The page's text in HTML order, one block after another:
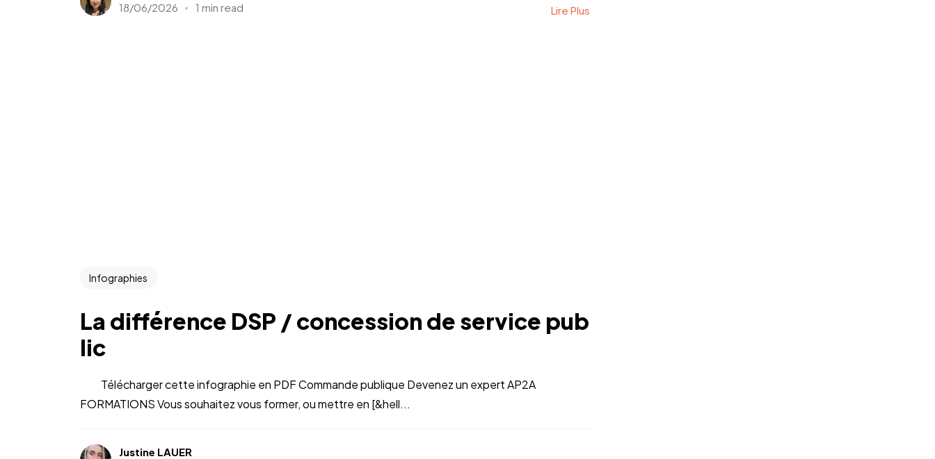
18/06/2026
1 min read Lire Plus
Infographies
La différence DSP / concession de service pub
lic
Télécharger cette infographie en PDF Commande publique Devenez un expert AP2A
FORMATIONS Vous souhaitez vous former, ou mettre en [&hell...
Justine LAUER